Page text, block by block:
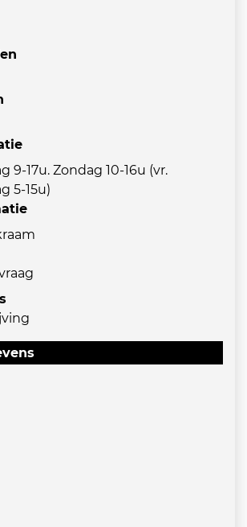
9-17u. Zondag 10-16u (vr.
5-15u)